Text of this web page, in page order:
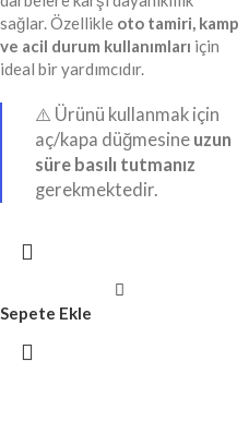
sağlar. Özellikle oto tamiri, kamp
ve acil durum kullanımları için
ideal bir yardımcıdır.
⚠️ Ürünü kullanmak için
aç/kapa düğmesine uzun
süre basılı tutmanız
gerekmektedir.
Sepete Ekle